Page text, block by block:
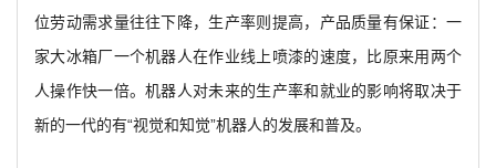
位劳动需求量往往下降，生产率则提高，产品质量有保证：一
家大冰箱厂一个机器人在作业线上喷漆的速度，比原来用两个
人操作快一倍。机器人对未来的生产率和就业的影响将取决于
新的一代的有“视觉和知觉”机器人的发展和普及。